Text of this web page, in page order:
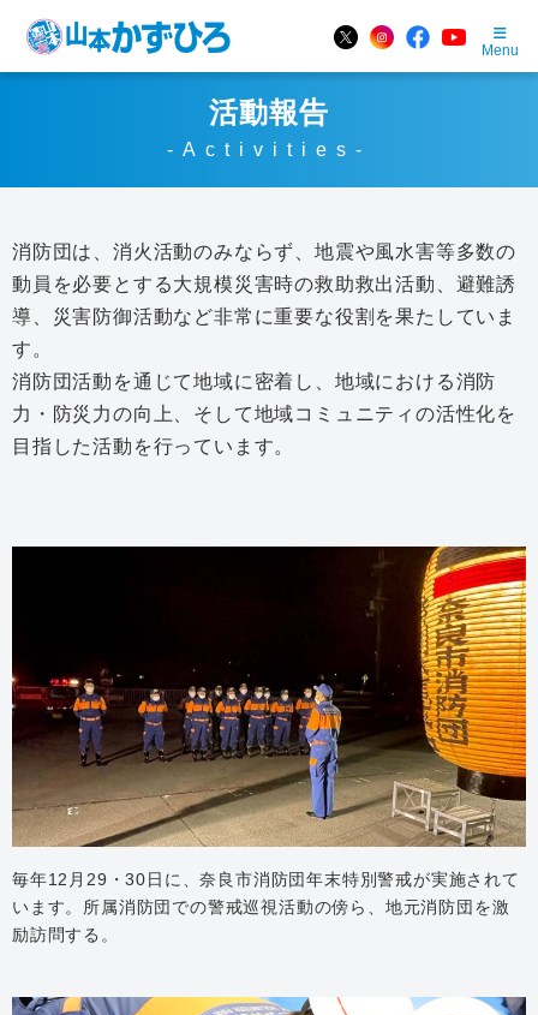
Menu
活動報告
-Activities-
消防団は、消火活動のみならず、地震や風水害等多数の
動員を必要とする大規模災害時の救助救出活動、避難誘
導、災害防御活動など非常に重要な役割を果たしていま
す。
消防団活動を通じて地域に密着し、地域における消防
力・防災力の向上、そして地域コミュニティの活性化を
目指した活動を行っています。
毎年12月29・30日に、奈良市消防団年末特別警戒が実施されて
います。所属消防団での警戒巡視活動の傍ら、地元消防団を激
励訪問する。